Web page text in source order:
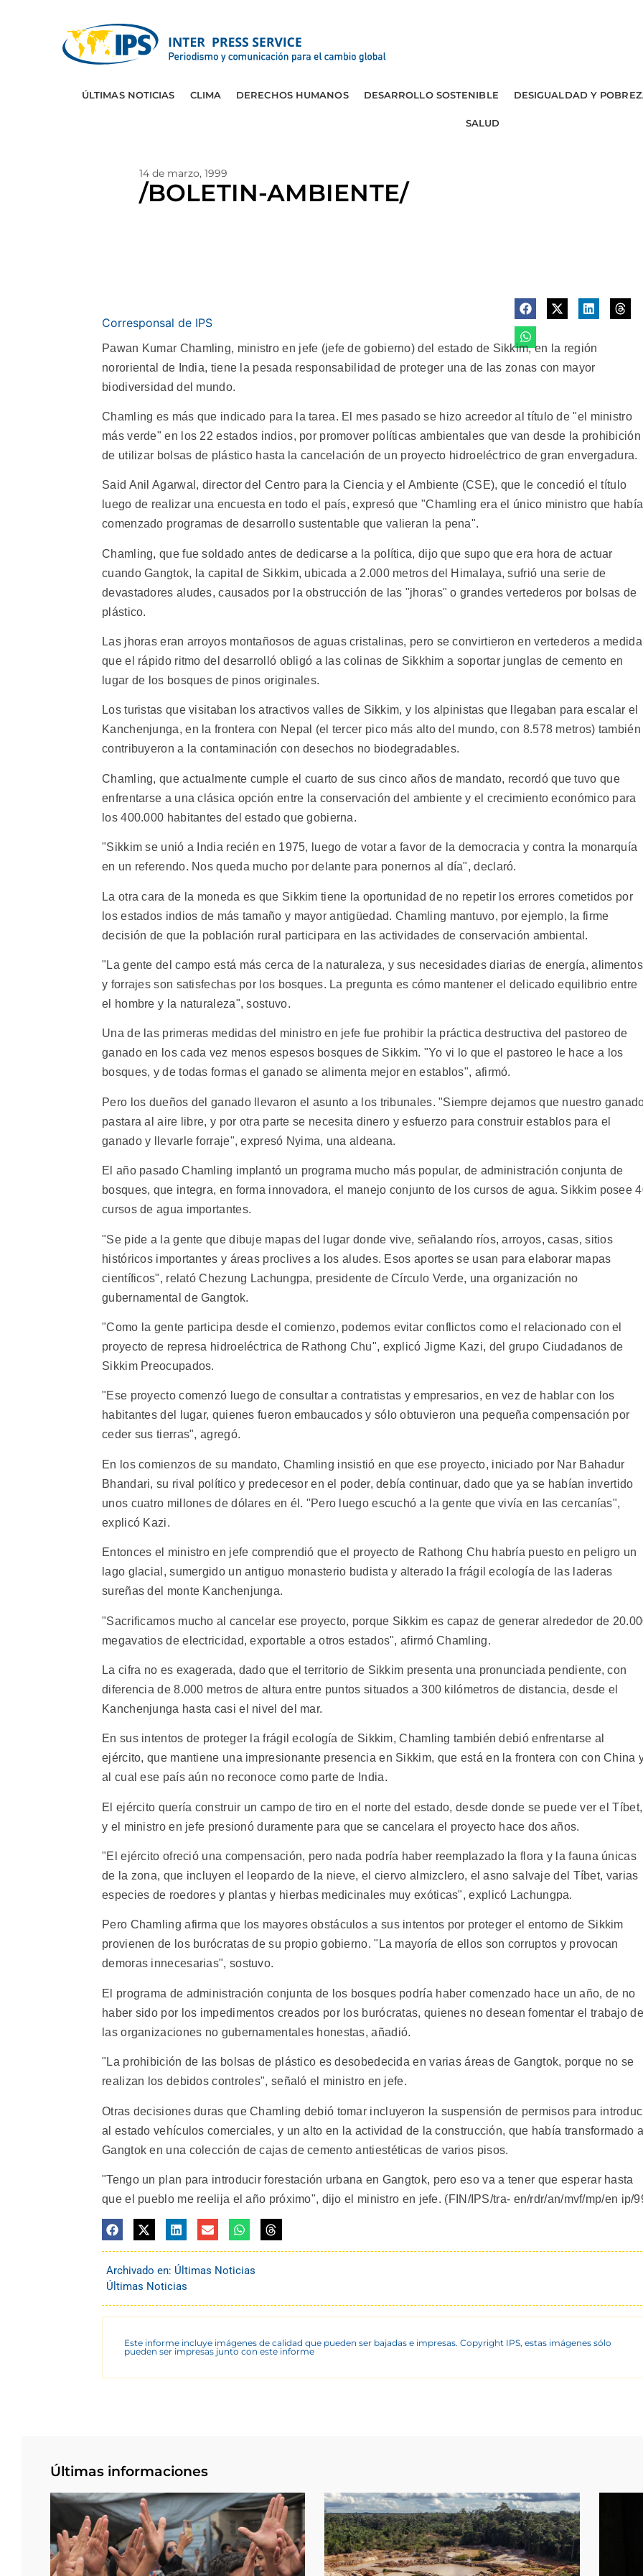
ÚLTIMAS NOTICIAS CLIMA DERECHOS HUMANOS DESARROLLO SOSTENIBLE DESIGUALDAD Y
SALUD
14 de marzo, 1999
/BOLETIN-AMBIENTE/
Corresponsal de IPS
Pawan Kumar Chamling, ministro en jefe (jefe de gobierno) del estado de Sikkim, en la región
nororiental de India, tiene la pesada responsabilidad de proteger una de las zonas con mayor
biodiversidad del mundo.
Chamling es más que indicado para la tarea. El mes pasado se hizo acreedor al título de "el ministro
más verde" en los 22 estados indios, por promover políticas ambientales que van desde la prohibición
de utilizar bolsas de plástico hasta la cancelación de un proyecto hidroeléctrico de gran envergadura.
Said Anil Agarwal, director del Centro para la Ciencia y el Ambiente (CSE), que le concedió el título
luego de realizar una encuesta en todo el país, expresó que "Chamling era el único ministro que había
comenzado programas de desarrollo sustentable que valieran la pena".
Chamling, que fue soldado antes de dedicarse a la política, dijo que supo que era hora de actuar
cuando Gangtok, la capital de Sikkim, ubicada a 2.000 metros del Himalaya, sufrió una serie de
devastadores aludes, causados por la obstrucción de las "jhoras" o grandes vertederos por bolsas de
plástico.
Las jhoras eran arroyos montañosos de aguas cristalinas, pero se convirtieron en vertederos a medida
que el rápido ritmo del desarrolló obligó a las colinas de Sikkhim a soportar junglas de cemento en
lugar de los bosques de pinos originales.
Los turistas que visitaban los atractivos valles de Sikkim, y los alpinistas que llegaban para escalar el
Kanchenjunga, en la frontera con Nepal (el tercer pico más alto del mundo, con 8.578 metros) también
contribuyeron a la contaminación con desechos no biodegradables.
Chamling, que actualmente cumple el cuarto de sus cinco años de mandato, recordó que tuvo que
enfrentarse a una clásica opción entre la conservación del ambiente y el crecimiento económico para
los 400.000 habitantes del estado que gobierna.
"Sikkim se unió a India recién en 1975, luego de votar a favor de la democracia y contra la monarquía
en un referendo. Nos queda mucho por delante para ponernos al día", declaró.
La otra cara de la moneda es que Sikkim tiene la oportunidad de no repetir los errores cometidos por
los estados indios de más tamaño y mayor antigüedad. Chamling mantuvo, por ejemplo, la firme
decisión de que la población rural participara en las actividades de conservación ambiental.
"La gente del campo está más cerca de la naturaleza, y sus necesidades diarias de energía,
y forrajes son satisfechas por los bosques. La pregunta es cómo mantener el delicado equilibrio entre
el hombre y la naturaleza", sostuvo.
Una de las primeras medidas del ministro en jefe fue prohibir la práctica destructiva del pastoreo de
ganado en los cada vez menos espesos bosques de Sikkim. "Yo vi lo que el pastoreo le hace a los
bosques, y de todas formas el ganado se alimenta mejor en establos", afirmó.
Pero los dueños del ganado llevaron el asunto a los tribunales. "Siempre dejamos que nuestro
pastara al aire libre, y por otra parte se necesita dinero y esfuerzo para construir establos para el
ganado y llevarle forraje", expresó Nyima, una aldeana.
El año pasado Chamling implantó un programa mucho más popular, de administración conjunta de
bosques, que integra, en forma innovadora, el manejo conjunto de los cursos de agua. Sikkim posee
cursos de agua importantes.
"Se pide a la gente que dibuje mapas del lugar donde vive, señalando ríos, arroyos, casas, sitios
históricos importantes y áreas proclives a los aludes. Esos aportes se usan para elaborar mapas
científicos", relató Chezung Lachungpa, presidente de Círculo Verde, una organización no
gubernamental de Gangtok.
"Como la gente participa desde el comienzo, podemos evitar conflictos como el relacionado con el
proyecto de represa hidroeléctrica de Rathong Chu", explicó Jigme Kazi, del grupo Ciudadanos de
Sikkim Preocupados.
"Ese proyecto comenzó luego de consultar a contratistas y empresarios, en vez de hablar con los
habitantes del lugar, quienes fueron embaucados y sólo obtuvieron una pequeña compensación por
ceder sus tierras", agregó.
En los comienzos de su mandato, Chamling insistió en que ese proyecto, iniciado por Nar Bahadur
Bhandari, su rival político y predecesor en el poder, debía continuar, dado que ya se habían invertido
unos cuatro millones de dólares en él. "Pero luego escuchó a la gente que vivía en las cercanías",
explicó Kazi.
Entonces el ministro en jefe comprendió que el proyecto de Rathong Chu habría puesto en peligro un
lago glacial, sumergido un antiguo monasterio budista y alterado la frágil ecología de las laderas
sureñas del monte Kanchenjunga.
"Sacrificamos mucho al cancelar ese proyecto, porque Sikkim es capaz de generar alrededor de
megavatios de electricidad, exportable a otros estados", afirmó Chamling.
La cifra no es exagerada, dado que el territorio de Sikkim presenta una pronunciada pendiente, con
diferencia de 8.000 metros de altura entre puntos situados a 300 kilómetros de distancia, desde el
Kanchenjunga hasta casi el nivel del mar.
En sus intentos de proteger la frágil ecología de Sikkim, Chamling también debió enfrentarse al
ejército, que mantiene una impresionante presencia en Sikkim, que está en la frontera con con China
al cual ese país aún no reconoce como parte de India.
El ejército quería construir un campo de tiro en el norte del estado, desde donde se puede ver el Tíbet,
y el ministro en jefe presionó duramente para que se cancelara el proyecto hace dos años.
"El ejército ofreció una compensación, pero nada podría haber reemplazado la flora y la fauna únicas
de la zona, que incluyen el leopardo de la nieve, el ciervo almizclero, el asno salvaje del Tíbet, varias
especies de roedores y plantas y hierbas medicinales muy exóticas", explicó Lachungpa.
Pero Chamling afirma que los mayores obstáculos a sus intentos por proteger el entorno de Sikkim
provienen de los burócratas de su propio gobierno. "La mayoría de ellos son corruptos y provocan
demoras innecesarias", sostuvo.
El programa de administración conjunta de los bosques podría haber comenzado hace un año, de no
haber sido por los impedimentos creados por los burócratas, quienes no desean fomentar el trabajo de
las organizaciones no gubernamentales honestas, añadió.
"La prohibición de las bolsas de plástico es desobedecida en varias áreas de Gangtok, porque no se
realizan los debidos controles", señaló el ministro en jefe.
Otras decisiones duras que Chamling debió tomar incluyeron la suspensión de permisos para
al estado vehículos comerciales, y un alto en la actividad de la construcción, que había transformado a
Gangtok en una colección de cajas de cemento antiestéticas de varios pisos.
"Tengo un plan para introducir forestación urbana en Gangtok, pero eso va a tener que esperar hasta
que el pueblo me reelija el año próximo", dijo el ministro en jefe. (FIN/IPS/tra- en/rdr/an/mvf/mp/en ip/
Archivado en: Últimas Noticias
Últimas Noticias
Este informe incluye imágenes de calidad que pueden ser bajadas e impresas. Copyright IPS, estas imágenes sólo
pueden ser impresas junto con este informe
Últimas informaciones